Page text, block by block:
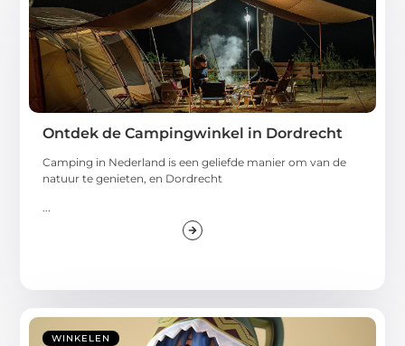
Ontdek de Campingwinkel in Dordrecht
Camping in Nederland is een geliefde manier om van de
natuur te genieten, en Dordrecht
...
WINKELEN